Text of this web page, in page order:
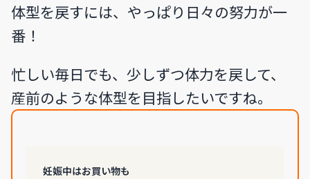
体型を戻すには、やっぱり日々の努力が一
番！
忙しい毎日でも、少しずつ体力を戻して、
産前のような体型を目指したいですね。
妊娠中はお買い物も